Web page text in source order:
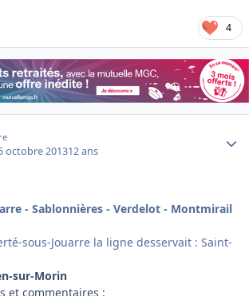
4
octobre 201312 ans
- Sablonnières - Verdelot - Montmirail
sous-Jouarre la ligne desservait : Saint-
sur-Morin
et commentaires :